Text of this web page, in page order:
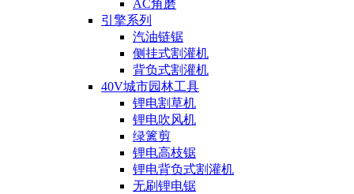
AC角磨
引擎系列
汽油链锯
侧挂式割灌机
背负式割灌机
40V城市园林工具
锂电割草机
锂电吹风机
绿篱剪
锂电高枝锯
锂电背负式割灌机
无刷锂电锯